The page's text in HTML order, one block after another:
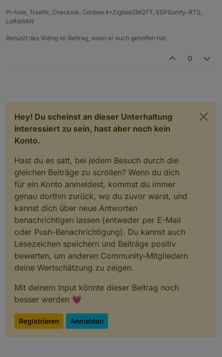
Pi-hole, Traefik, Checkmk, Conbee II+Zigbee2MQTT, ESPSomfy-RTS,
LoRaWAN
Benutzt das Voting im Beitrag, wenn er euch geholfen hat.
0
Hey! Du scheinst an dieser Unterhaltung
interessiert zu sein, hast aber noch kein
Konto.
Hast du es satt, bei jedem Besuch durch die
gleichen Beiträge zu scrollen? Wenn du dich
für ein Konto anmeldest, kommst du immer
genau dorthin zurück, wo du zuvor warst, und
kannst dich über neue Antworten
benachrichtigen lassen (entweder per E-Mail
oder Push-Benachrichtigung). Du kannst auch
Lesezeichen speichern und Beiträge positiv
bewerten, um anderen Community-Mitgliedern
deine Wertschätzung zu zeigen.
Mit deinem Input könnte dieser Beitrag noch
besser werden 💗
Registrieren Anmelden